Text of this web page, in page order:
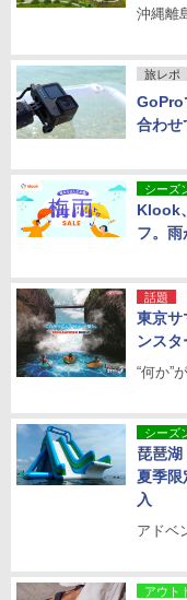
沖縄離
旅レポ
GoPro
合わせ
シーズ
Klook
フ。
話題
東京サ
ンス
“何か”
シーズ
琵琶湖
夏季限
入
アドベ
アウト